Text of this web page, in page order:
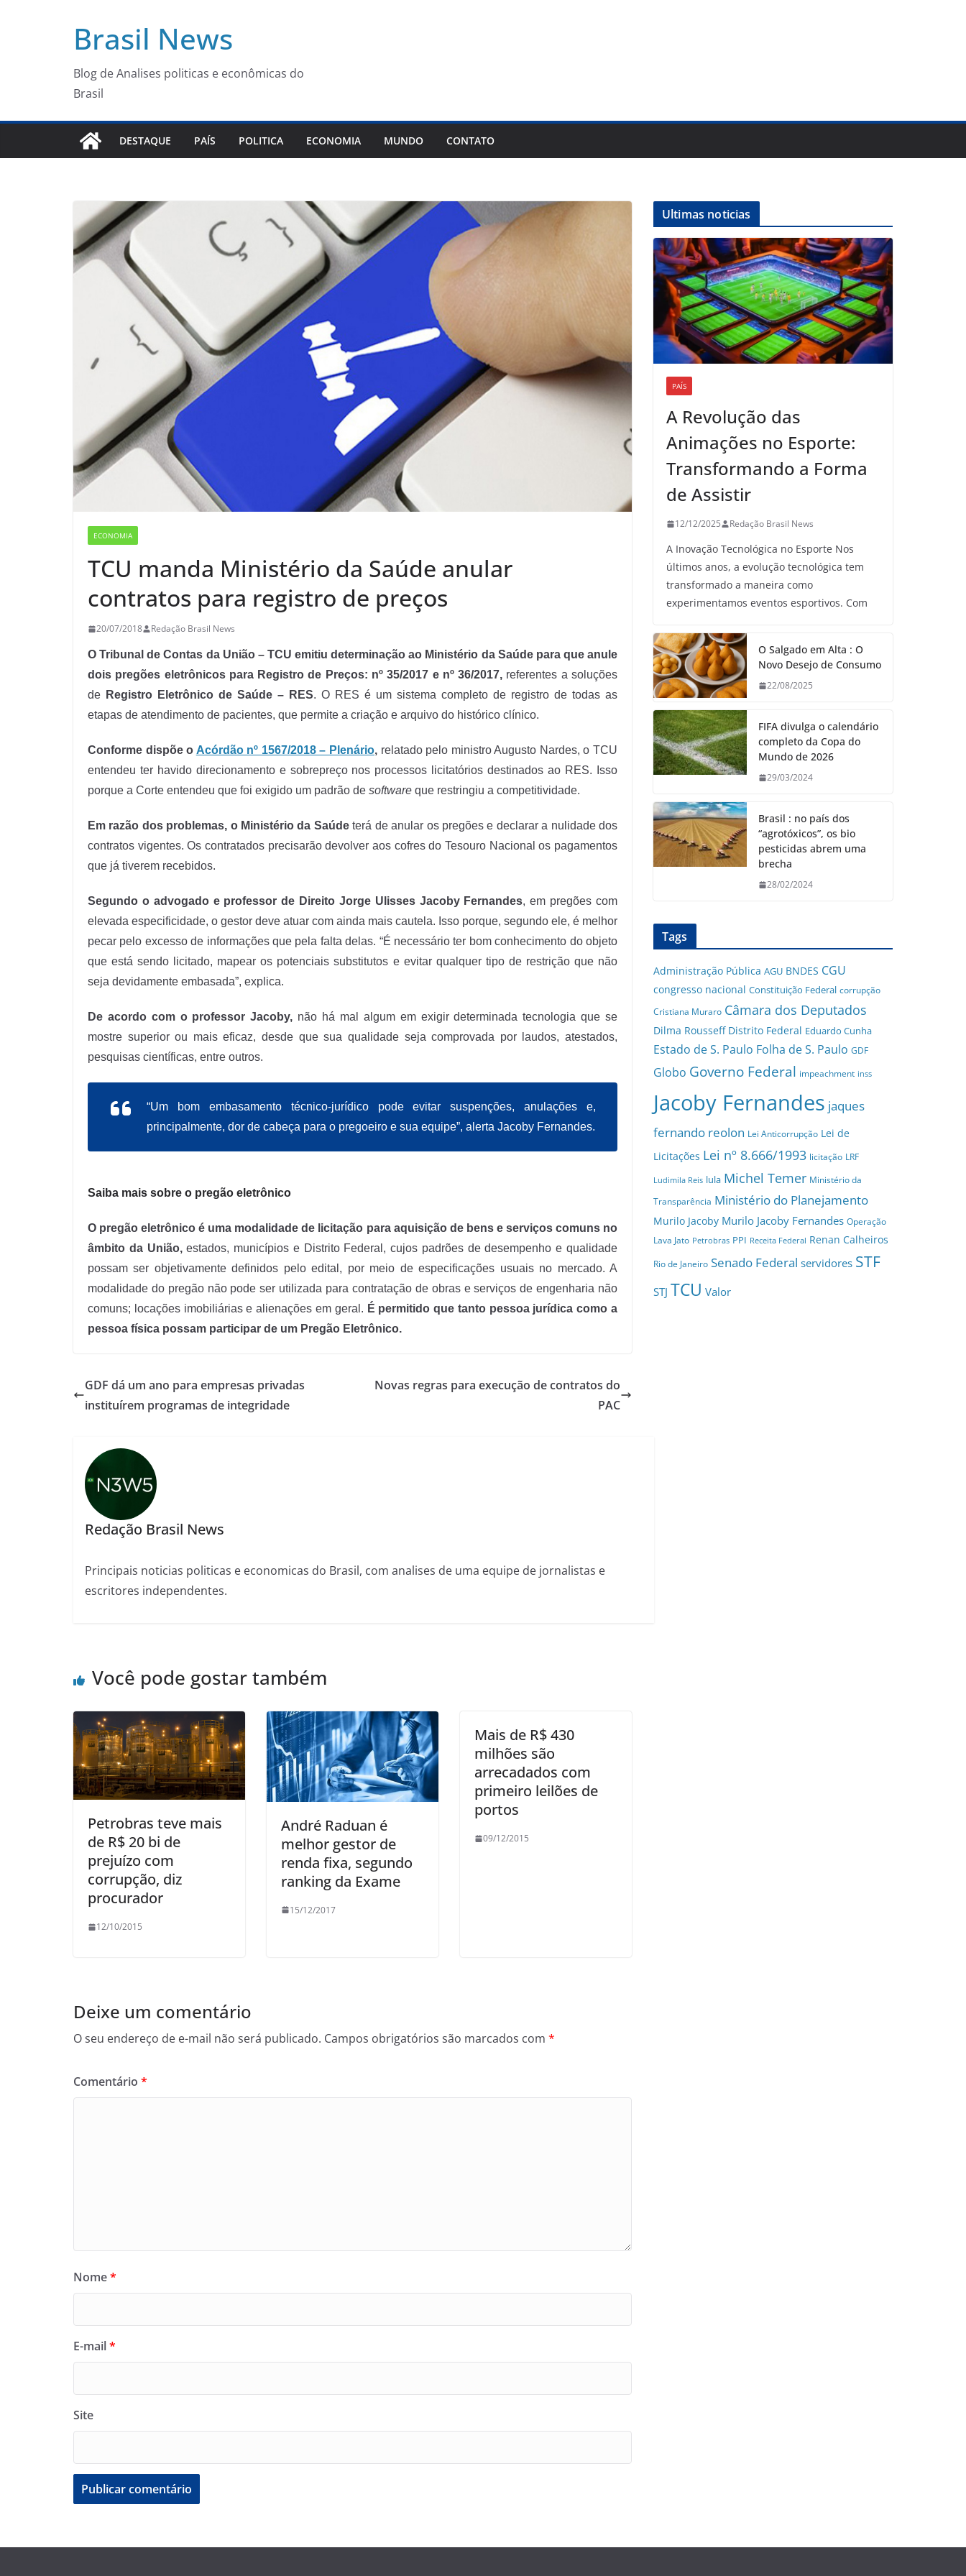
Brasil News
Blog de Analises politicas e econômicas do
Brasil
DESTAQUE PAÍS POLITICA ECONOMIA MUNDO CONTATO
ECONOMIA
TCU manda Ministério da Saúde anular
contratos para registro de preços
20/07/2018 Redação Brasil News
O Tribunal de Contas da União – TCU emitiu determinação ao Ministério da Saúde para que anule
dois pregões eletrônicos para Registro de Preços: nº 35/2017 e nº 36/2017, referentes a soluções
de Registro Eletrônico de Saúde – RES. O RES é um sistema completo de registro de todas as
etapas de atendimento de pacientes, que permite a criação e arquivo do histórico clínico.
Conforme dispõe o Acórdão nº 1567/2018 – Plenário, relatado pelo ministro Augusto Nardes, o TCU
entendeu ter havido direcionamento e sobrepreço nos processos licitatórios destinados ao RES. Isso
porque a Corte entendeu que foi exigido um padrão de software que restringiu a competitividade.
Em razão dos problemas, o Ministério da Saúdeterá de anular os pregões e declarar a nulidade dos
contratos vigentes. Os contratados precisarão devolver aos cofres do Tesouro Nacional os pagamentos
que já tiverem recebidos.
Segundo o advogado e professor de Direito Jorge Ulisses Jacoby Fernandes, em pregões com
elevada especificidade, o gestor deve atuar com ainda mais cautela. Isso porque, segundo ele, é melhor
pecar pelo excesso de informações que pela falta delas. “É necessário ter bom conhecimento do objeto
que está sendo licitado, mapear os potenciais substitutos e evitar qualquer tipo de restrição que não
seja devidamente embasada”, explica.
De acordo com o professor Jacoby, não há mal algum em exigir determinada tecnologia que se
mostre superior ou mais eficaz, desde que sua qualidade seja comprovada por laudos, atestados,
pesquisas científicas, entre outros.
“Um bom embasamento técnico-jurídico pode evitar suspenções, anulações e,
principalmente, dor de cabeça para o pregoeiro e sua equipe”, alerta Jacoby Fernandes.
Saiba mais sobre o pregão eletrônico
O pregão eletrônico é uma modalidade de licitação para aquisição de bens e serviços comuns no
âmbito da União,estados, municípios e Distrito Federal, cujos padrões de desempenho e qualidade
possam ser objetivamente definidos pelo edital, por meio de especificações usuais no mercado. A
modalidade do pregão não pode ser utilizada para contratação de obras e serviços de engenharia não
comuns; locações imobiliárias e alienações em geral. É permitido que tanto pessoa jurídica como a
pessoa física possam participar de um Pregão Eletrônico.
GDF dá um ano para empresas privadas
instituírem programas de integridade
Novas regras para execução de contratos do
PAC
Redação Brasil News
Principais noticias politicas e economicas do Brasil, com analises de uma equipe de jornalistas e
escritores independentes.
Você pode gostar também
Petrobras teve mais
de R$ 20 bi de
prejuízo com
corrupção, diz
procurador
12/10/2015
André Raduan é
melhor gestor de
renda fixa, segundo
ranking da Exame
15/12/2017
Mais de R$ 430
milhões são
arrecadados com
primeiro leilões de
portos
09/12/2015
Deixe um comentário
O seu endereço de e-mail não será publicado. Campos obrigatórios são marcados com *
Comentário *
Nome*
E-mail*
Site
Ultimas noticias
PAÍS
A Revolução das
Animações no Esporte:
Transformando a Forma
de Assistir
12/12/2025 Redação Brasil News
A Inovação Tecnológica no Esporte Nos
últimos anos, a evolução tecnológica tem
transformado a maneira como
experimentamos eventos esportivos. Com
O Salgado em Alta : O
Novo Desejo de Consumo
22/08/2025
FIFA divulga o calendário
completo da Copa do
Mundo de 2026
29/03/2024
Brasil : no país dos
“agrotóxicos”, os bio
pesticidas abrem uma
brecha
28/02/2024
Tags
Administração Pública AGU BNDES CGU
congresso nacional Constituição Federal corrupção
Cristiana Muraro Câmara dos Deputados
Dilma Rousseff Distrito Federal Eduardo Cunha
Estado de S. Paulo Folha de S. Paulo GDF
Globo Governo Federal impeachment inss
Jacoby Fernandes jaques
fernando reolon Lei Anticorrupção Lei de
Licitações Lei nº 8.666/1993 licitação LRF
Ludimila Reis lula Michel Temer Ministério da
Transparência Ministério do Planejamento
Murilo Jacoby Murilo Jacoby Fernandes Operação
Lava Jato Petrobras PPI Receita Federal Renan Calheiros
Rio de Janeiro Senado Federal servidores STF
STJ TCU Valor